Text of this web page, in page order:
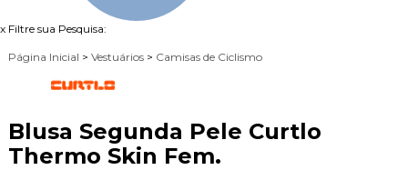
x Filtre sua Pesquisa:
Página Inicial > Vestuários > Camisas de Ciclismo
Blusa Segunda Pele Curtlo
Thermo Skin Fem.